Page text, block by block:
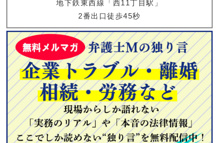
地下鉄東西線「西11丁目駅」
2番出口徒歩45秒